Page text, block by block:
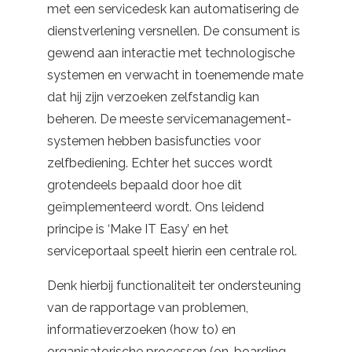
met een servicedesk kan automatisering de
dienstverlening versnellen. De consument is
gewend aan interactie met technologische
systemen en verwacht in toenemende mate
dat hij zijn verzoeken zelfstandig kan
beheren. De meeste servicemanagement-
systemen hebben basisfuncties voor
zelfbediening. Echter het succes wordt
grotendeels bepaald door hoe dit
geïmplementeerd wordt. Ons leidend
principe is ‘Make IT Easy’ en het
serviceportaal speelt hierin een centrale rol.
Denk hierbij functionaliteit ter ondersteuning
van de rapportage van problemen,
informatieverzoeken (how to) en